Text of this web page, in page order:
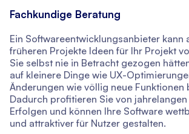
Fachkundige Beratung
Ein Softwareentwicklungsanbieter kann
früheren Projekte Ideen für Ihr Projekt
Sie selbst nie in Betracht gezogen
auf kleinere Dinge wie UX-
Änderungen wie völlig neue Funktionen
Dadurch profitieren Sie von
Erfolgen und können Ihre Software
und attraktiver für Nutzer gestalten.